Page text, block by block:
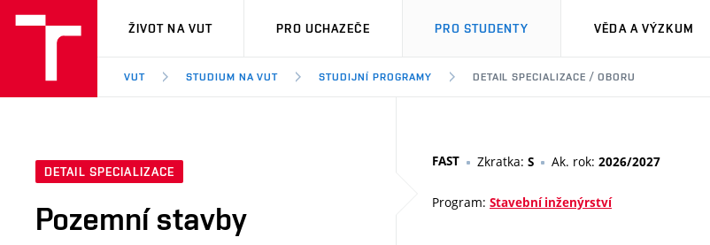
VUT
ŽIVOT NA VUT PRO UCHAZEČE PRO STUDENTY VĚDA A VÝZKUM
VUT STUDIUM NA VUT STUDIJNÍ PROGRAMY DETAIL SPECIALIZACE / OBORU
DETAIL SPECIALIZACE
Pozemní stavby
FAST Zkratka: S Ak. rok: 2026/2027
Program: Stavební inženýrství